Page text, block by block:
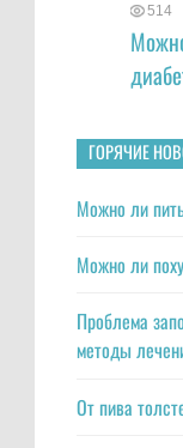
514
ГОРЯЧИЕ
Можно ли
Можно ли
Проблема
методы
От пива